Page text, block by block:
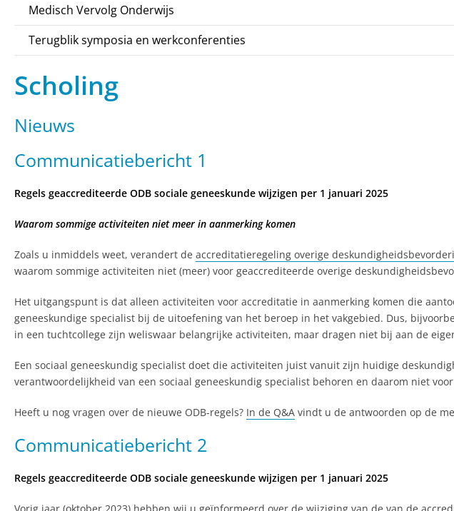
Medisch Vervolg Onderwijs
Terugblik symposia en werkconferenties
Scholing
Nieuws
Communicatiebericht 1
Regels geaccrediteerde ODB sociale geneeskunde wijzigen per 1 januari 2025
Waarom sommige activiteiten niet meer in aanmerking komen
Zoals u inmiddels weet, verandert de accreditatieregeling overige
waarom sommige activiteiten niet (meer) voor geaccrediteerde overige
Het uitgangspunt is dat alleen activiteiten voor accreditatie in aanmerking komen die
geneeskundige specialist bij de uitoefening van het beroep in het vakgebied. Dus,
in een tuchtcollege zijn weliswaar belangrijke activiteiten, maar dragen niet bij aan de
Een sociaal geneeskundig specialist doet die activiteiten juist vanuit zijn huidige
verantwoordelijkheid van een sociaal geneeskundig specialist behoren en daarom niet
Heeft u nog vragen over de nieuwe ODB-regels? In de Q&A vindt u de antwoorden op de
Communicatiebericht 2
Regels geaccrediteerde ODB sociale geneeskunde wijzigen per 1 januari 2025